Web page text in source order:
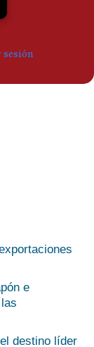
e
destino líder